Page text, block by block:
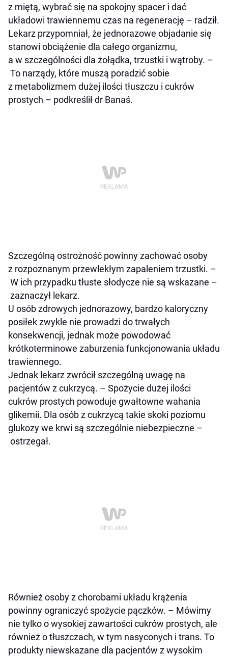
z miętą, wybrać się na spokojny spacer i dać
układowi trawiennemu czas na regenerację – radził.
Lekarz przypomniał, że jednorazowe objadanie się
stanowi obciążenie dla całego organizmu,
a w szczególności dla żołądka, trzustki i wątroby. –
To narządy, które muszą poradzić sobie
z metabolizmem dużej ilości tłuszczu i cukrów
prostych – podkreślił dr Banaś.
Szczególną ostrożność powinny zachować osoby
z rozpoznanym przewlekłym zapaleniem trzustki. –
W ich przypadku tłuste słodycze nie są wskazane –
zaznaczył lekarz.
U osób zdrowych jednorazowy, bardzo kaloryczny
posiłek zwykle nie prowadzi do trwałych
konsekwencji, jednak może powodować
krótkoterminowe zaburzenia funkcjonowania układu
trawiennego.
Jednak lekarz zwrócił szczególną uwagę na
pacjentów z cukrzycą. – Spożycie dużej ilości
cukrów prostych powoduje gwałtowne wahania
glikemii. Dla osób z cukrzycą takie skoki poziomu
glukozy we krwi są szczególnie niebezpieczne –
ostrzegał.
Również osoby z chorobami układu krążenia
powinny ograniczyć spożycie pączków. – Mówimy
nie tylko o wysokiej zawartości cukrów prostych, ale
również o tłuszczach, w tym nasyconych i trans. To
produkty niewskazane dla pacjentów z wysokim